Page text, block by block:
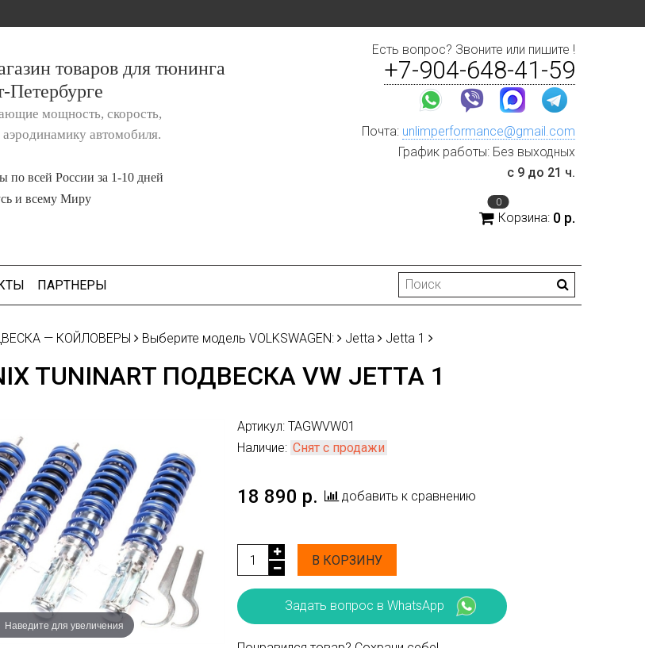
товаров для тюнинга
Петербурге
мощность, скорость,
автомобиля.
по всей России за 1-10 дней
и всему Миру
Есть вопрос? Звоните или пишите !
+7-904-648-41-59
Почта: unlimperformance@gmail.com
График работы: Без выходных
с 9 до 21 ч.
0
Корзина: 0 р.
ПАРТНЕРЫ
— КОЙЛОВЕРЫ Выберите модель VOLKSWAGEN: Jetta Jetta 1
TUNINART ПОДВЕСКА VW JETTA 1
Наведите для увеличения
Артикул: TAGWVW01
Наличие: Снят с продажи
18 890 р. добавить к сравнению
В КОРЗИНУ
Задать вопрос в WhatsApp